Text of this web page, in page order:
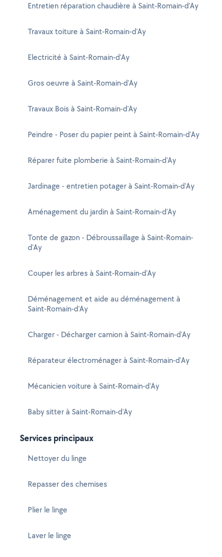
Entretien réparation chaudière à Saint-Romain-d'Ay
Travaux toiture à Saint-Romain-d'Ay
Electricité à Saint-Romain-d'Ay
Gros oeuvre à Saint-Romain-d'Ay
Travaux Bois à Saint-Romain-d'Ay
Peindre - Poser du papier peint à Saint-Romain-d'Ay
Réparer fuite plomberie à Saint-Romain-d'Ay
Jardinage - entretien potager à Saint-Romain-d'Ay
Aménagement du jardin à Saint-Romain-d'Ay
Tonte de gazon - Débroussaillage à Saint-Romain-
d'Ay
Couper les arbres à Saint-Romain-d'Ay
Déménagement et aide au déménagement à
Saint-Romain-d'Ay
Charger - Décharger camion à Saint-Romain-d'Ay
Réparateur électroménager à Saint-Romain-d'Ay
Mécanicien voiture à Saint-Romain-d'Ay
Baby sitter à Saint-Romain-d'Ay
Services principaux
Nettoyer du linge
Repasser des chemises
Plier le linge
Laver le linge